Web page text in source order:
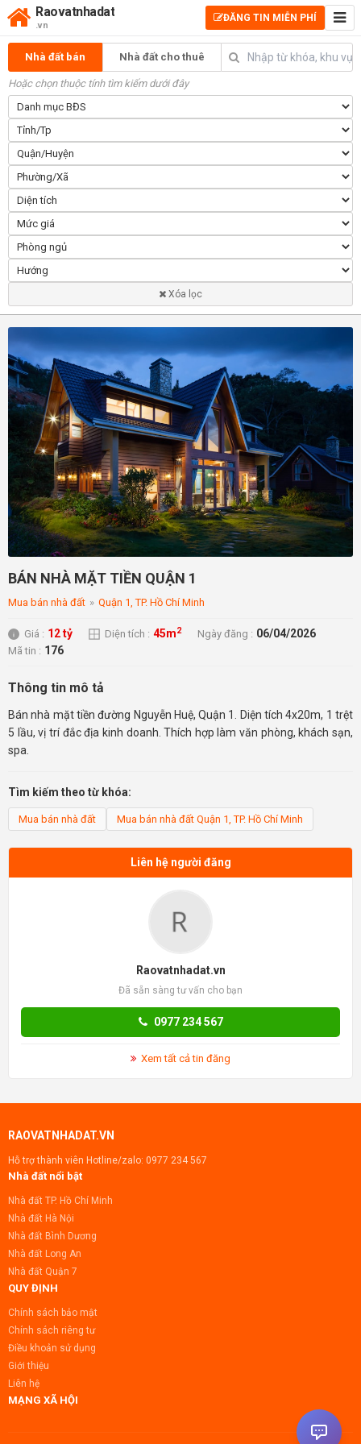
Raovatnhadat
.vn
ĐĂNG TIN MIỄN PHÍ
Nhà đất bán Nhà đất cho thuê
Hoặc chọn thuộc tính tìm kiếm dưới đây
Xóa lọc
BÁN NHÀ MẶT TIỀN QUẬN 1
Mua bán nhà đất » Quận 1, TP. Hồ Chí Minh
Giá : 12 tỷ Diện tích : 45m2 Ngày đăng : 06/04/2026
Mã tin : 176
Thông tin mô tả
Bán nhà mặt tiền đường Nguyễn Huệ, Quận 1. Diện tích 4x20m, 1 trệt
5 lầu, vị trí đắc địa kinh doanh. Thích hợp làm văn phòng, khách sạn,
spa.
Tìm kiếm theo từ khóa:
Mua bán nhà đất Mua bán nhà đất Quận 1, TP. Hồ Chí Minh
Liên hệ người đăng
Raovatnhadat.vn
Đã sẵn sàng tư vấn cho bạn
0977 234 567
Xem tất cả tin đăng
RAOVATNHADAT.VN
Hỗ trợ thành viên Hotline/zalo: 0977 234 567
Nhà đất nổi bật
Nhà đất TP. Hồ Chí Minh
Nhà đất Hà Nội
Nhà đất Bình Dương
Nhà đất Long An
Nhà đất Quận 7
QUY ĐỊNH
Chính sách bảo mật
Chính sách riêng tư
Điều khoản sử dụng
Giới thiệu
Liên hệ
MẠNG XÃ HỘI